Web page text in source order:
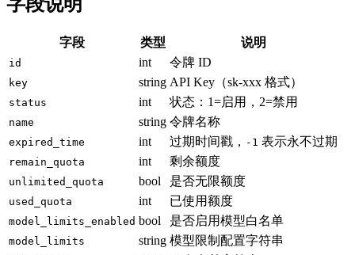
字段说明
字段 类型 说明
id int 令牌 ID
key string API Key（sk-xxx 格式）
status int 状态：1=启用，2=禁用
name string 令牌名称
expired_time int 过期时间戳， -1 表示永不过期
remain_quota int 剩余额度
unlimited_quota bool 是否无限额度
used_quota int 已使用额度
model_limits_enabled bool 是否启用模型白名单
model_limits string 模型限制配置字符串